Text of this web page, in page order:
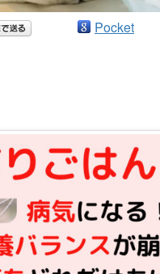
Pocket